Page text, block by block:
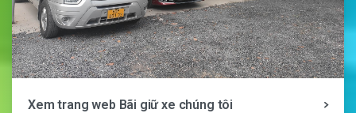
Xem trang web Bãi giữ xe chúng tôi